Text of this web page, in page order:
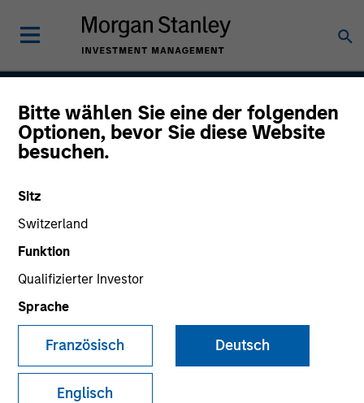
Bitte wählen Sie eine der folgenden
Optionen, bevor Sie diese Website
besuchen.
Sitz
Switzerland
Funktion
Qualifizierter Investor
Sprache
Französisch Deutsch
Englisch
Global Emerging Markets
Equity Strategy
Strategy Inception
November 1991
Asset Class
Emerging Markets Equity